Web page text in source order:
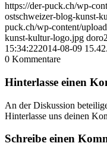
https://der-puck.ch/wp-
ostschweizer-blog-kunst-
puck.ch/wp-content/
kunst-kultur-logo.jpg doro
15:34:222014-08-09
0 Kommentare
Hinterlasse einen
An der Diskussion
Hinterlasse uns deinen
Schreibe einen